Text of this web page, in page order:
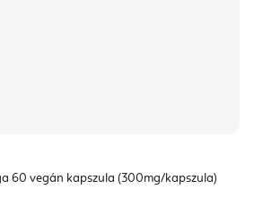
60 vegán kapszula (300mg/kapszula)